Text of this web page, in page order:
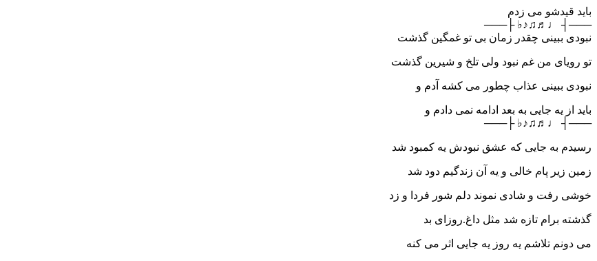
باید قیدشو می زدم
───┤ ♩♬♫♪♭ ├───
نبودی ببینی چقدر زمان بی تو غمگین گذشت
تو رویای من غم نبود ولی تلخ و شیرین گذشت
نبودی ببینی عذاب چطور می کشه آدم و
باید از یه جایی به بعد ادامه نمی دادم و
───┤ ♩♬♫♪♭ ├───
رسیدم به جایی که عشق نبودش یه کمبود شد
زمین زیر پام خالی و یه آن زندگیم دود شد
خوشی رفت و شادی نموند دلم شور فردا و زد
گذشته برام تازه شد مثل داغ.روزای بد
می دونم تلاشم یه روز یه جایی اثر می کنه